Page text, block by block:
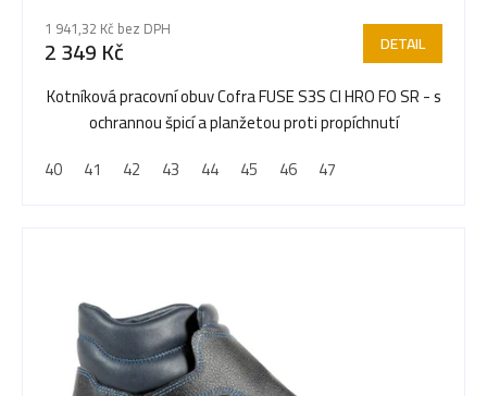
1 941,32 Kč bez DPH
2 349 Kč DETAIL
Kotníková pracovní obuv Cofra FUSE S3S CI HRO FO SR - s
ochrannou špicí a planžetou proti propíchnutí
40
41 42 43 44 45 46 47